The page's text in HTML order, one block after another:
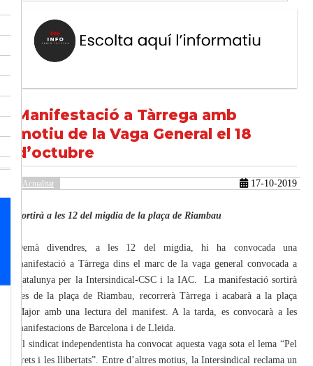
Manifestació a Tàrrega amb
motiu de la Vaga General el 18
d’octubre
Actualitat 17-10-2019
Sortirà a les 12 del migdia de la plaça de Riambau
Demà divendres, a les 12 del migdia, hi ha convocada una
manifestació a Tàrrega dins el marc de la vaga general convocada a
Catalunya per la Intersindical-CSC i la IAC. La manifestació sortirà
des de la plaça de Riambau, recorrerà Tàrrega i acabarà a la plaça
Major amb una lectura del manifest. A la tarda, es convocarà a les
manifestacions de Barcelona i de Lleida.
El sindicat independentista ha convocat aquesta vaga sota el lema “Pel
drets i les llibertats”. Entre d’altres motius, la Intersindical reclama un